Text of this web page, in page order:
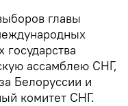
главы
ассамблею СНГ,
Белоруссии и
комитет СНГ.